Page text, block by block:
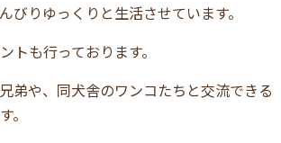
びりゆっくりと生活させています。
トも行っております。
弟や、同犬舎のワンコたちと交流できる
。